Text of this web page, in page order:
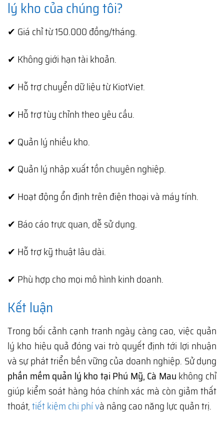
lý kho của chúng tôi?
✔ Giá chỉ từ 150.000 đồng/tháng.
✔ Không giới hạn tài khoản.
✔ Hỗ trợ chuyển dữ liệu từ KiotViet.
✔ Hỗ trợ tùy chỉnh theo yêu cầu.
✔ Quản lý nhiều kho.
✔ Quản lý nhập xuất tồn chuyên nghiệp.
✔ Hoạt động ổn định trên điện thoại và máy tính.
✔ Báo cáo trực quan, dễ sử dụng.
✔ Hỗ trợ kỹ thuật lâu dài.
✔ Phù hợp cho mọi mô hình kinh doanh.
Kết luận
Trong bối cảnh cạnh tranh ngày càng cao, việc quản
lý kho hiệu quả đóng vai trò quyết định tới lợi nhuận
và sự phát triển bền vững của doanh nghiệp. Sử dụng
phần mềm quản lý kho tại Phú Mỹ, Cà Mau không chỉ
giúp kiểm soát hàng hóa chính xác mà còn giảm thất
thoát,tiết kiệm chi phí và nâng cao năng lực quản trị.